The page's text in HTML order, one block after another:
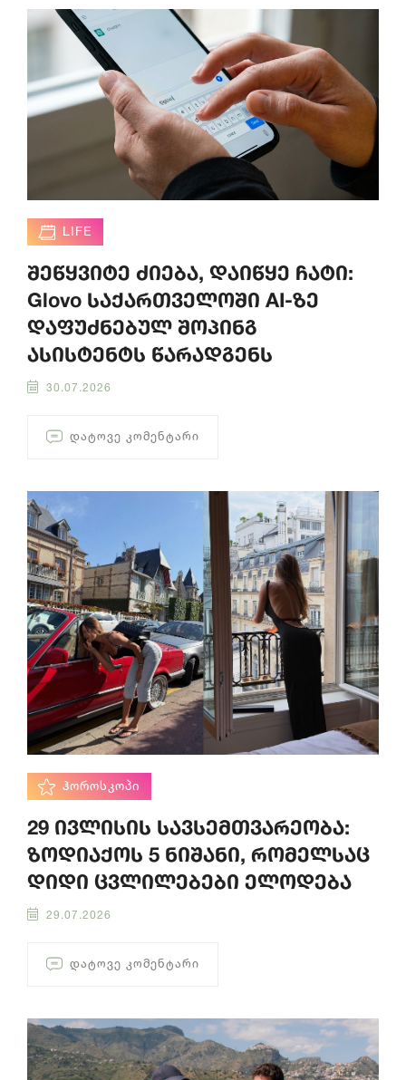
LIFE
შეწყვიტე ძიება, დაიწყე ჩატი:
Glovo საქართველოში AI-ზე
დაფუძნებულ შოპინგ
ასისტენტს წარადგენს
30.07.2026
ᲓᲐᲢᲝᲕᲔ ᲙᲝᲛᲔᲜᲢᲐᲠᲘ
ᲰᲝᲠᲝᲡᲙᲝᲞᲘ
29 ივლისის სავსემთვარეობა:
ზოდიაქოს 5 ნიშანი, რომელსაც
დიდი ცვლილებები ელოდება
29.07.2026
ᲓᲐᲢᲝᲕᲔ ᲙᲝᲛᲔᲜᲢᲐᲠᲘ